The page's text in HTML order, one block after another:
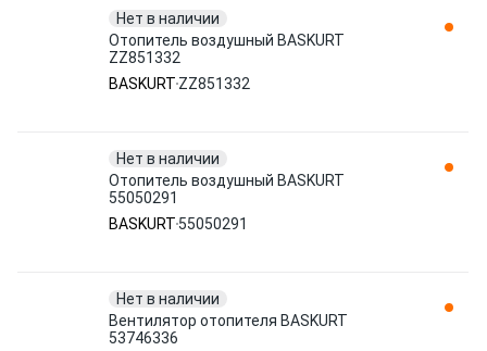
Нет в наличии
Отопитель воздушный BASKURT
ZZ851332
BASKURT ZZ851332
Нет в наличии
Отопитель воздушный BASKURT
55050291
BASKURT 55050291
Нет в наличии
Вентилятор отопителя BASKURT
53746336